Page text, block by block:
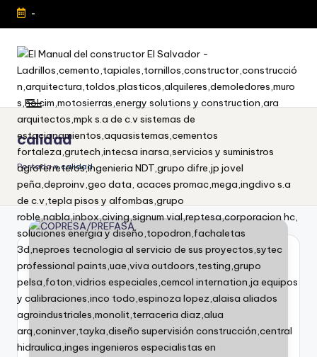
-
calidad
Portada»calidad